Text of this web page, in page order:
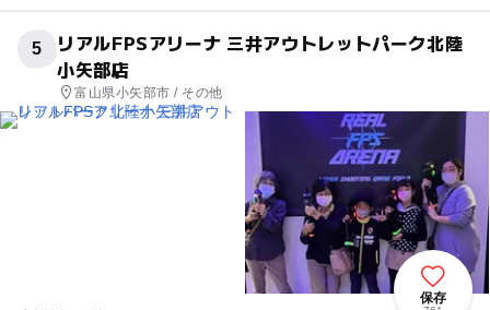
5
リアルFPSアリーナ 三井アウトレットパーク北陸
小矢部店
富山県小矢部市 / その他
保存